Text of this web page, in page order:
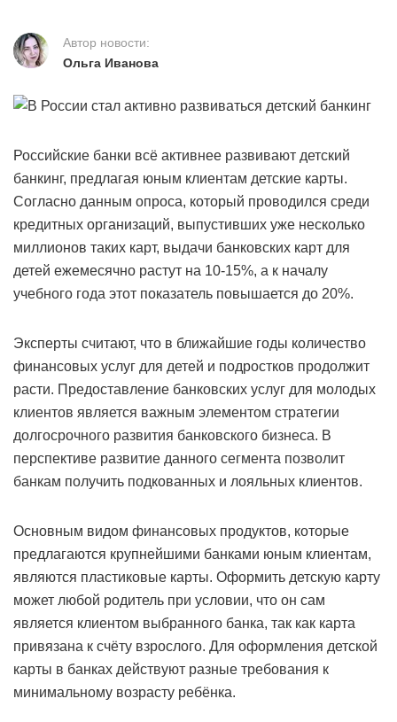
Автор новости:
Ольга Иванова
Российские банки всё активнее развивают детский
банкинг, предлагая юным клиентам детские карты.
Согласно данным опроса, который проводился среди
кредитных организаций, выпустивших уже несколько
миллионов таких карт, выдачи банковских карт для
детей ежемесячно растут на 10-15%, а к началу
учебного года этот показатель повышается до 20%.
Эксперты считают, что в ближайшие годы количество
финансовых услуг для детей и подростков продолжит
расти. Предоставление банковских услуг для молодых
клиентов является важным элементом стратегии
долгосрочного развития банковского бизнеса. В
перспективе развитие данного сегмента позволит
банкам получить подкованных и лояльных клиентов.
Основным видом финансовых продуктов, которые
предлагаются крупнейшими банками юным клиентам,
являются пластиковые карты. Оформить детскую карту
может любой родитель при условии, что он сам
является клиентом выбранного банка, так как карта
привязана к счёту взрослого. Для оформления детской
карты в банках действуют разные требования к
минимальному возрасту ребёнка.